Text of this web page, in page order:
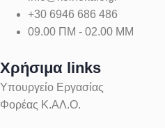
+30 6946 686 486
09.00 ΠΜ - 02.00 ΜΜ
Χρήσιμα links
Υπουργείο Εργασίας
Φορέας Κ.ΑΛ.Ο.